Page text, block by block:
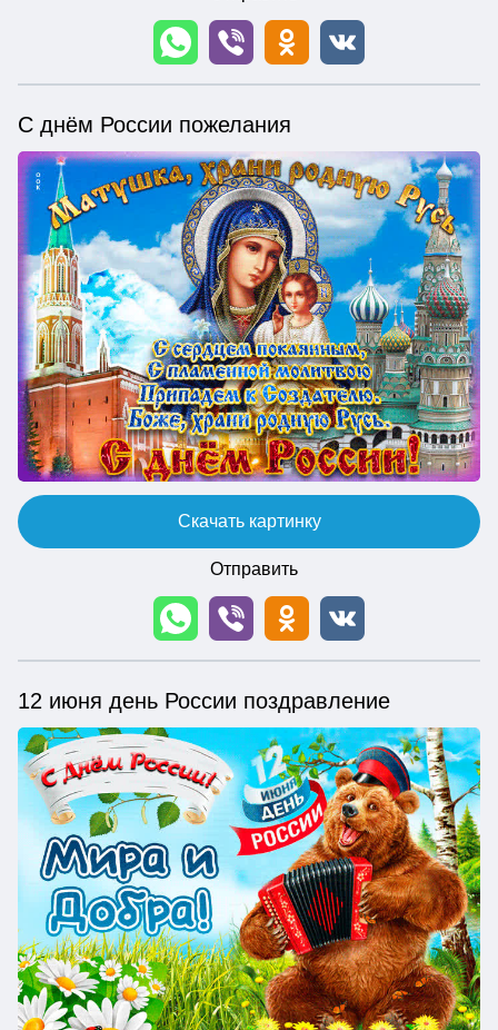
С днём России пожелания
Скачать картинку
Отправить
12 июня день России поздравление